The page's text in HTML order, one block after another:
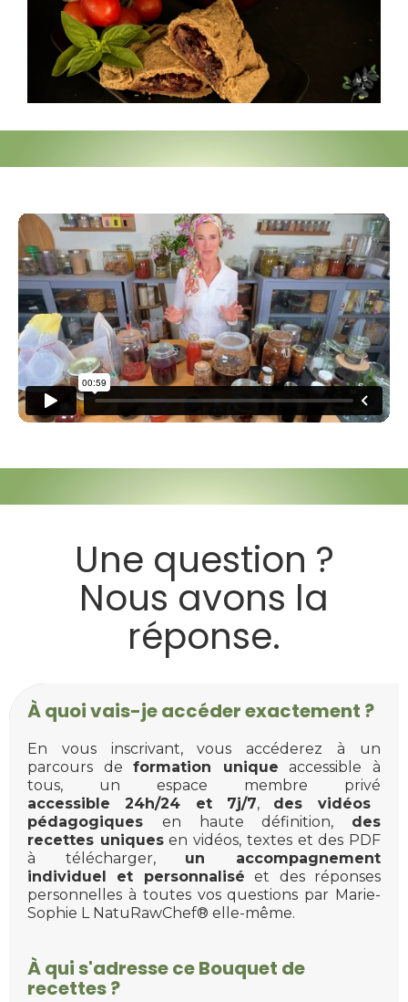
Une question ?
Nous avons la
réponse.
À quoi vais-je accéder exactement ?
En vous inscrivant, vous accéderez à un
parcours deformation unique accessible à
tous, un espace membre privé
accessible 24h/24 et 7j/7, des vidéos
pédagogiques en haute définition, des
recettes uniquesen vidéos, textes et des PDF
à télécharger, un accompagnement
individuel et personnalisé et des réponses
personnelles à toutes vos questions par Marie-
Sophie L NatuRawChef® elle-même.
À quis'adressece Bouquet de
recettes ?